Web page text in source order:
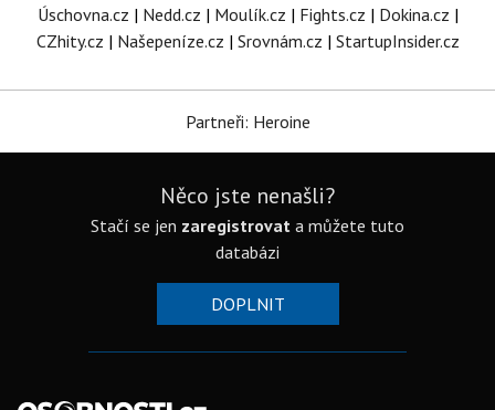
Úschovna.cz | Nedd.cz | Moulík.cz | Fights.cz | Dokina.cz |
CZhity.cz | Našepeníze.cz | Srovnám.cz | StartupInsider.cz
Partneři: Heroine
Něco jste nenašli?
Stačí se jen zaregistrovat a můžete tuto
databázi
DOPLNIT